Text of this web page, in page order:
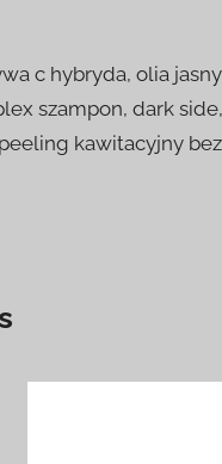
c hybryda, olia
szampon, dark
kawitacyjny